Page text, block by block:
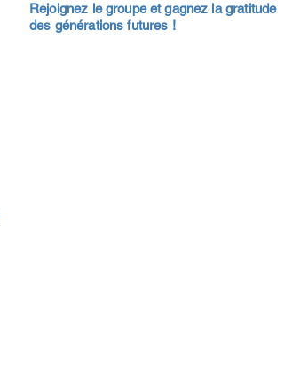
Rejoignez le groupe et gagnez la gratitude
des générations futures !